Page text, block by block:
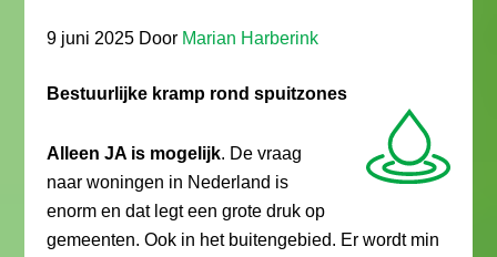
9 juni 2025 Door Marian Harberink
Bestuurlijke kramp rond spuitzones
Alleen JA is mogelijk. De vraag
naar woningen in Nederland is
enorm en dat legt een grote druk op
gemeenten. Ook in het buitengebied. Er wordt min